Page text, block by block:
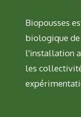
Biopousses
biologique
l'installation
les